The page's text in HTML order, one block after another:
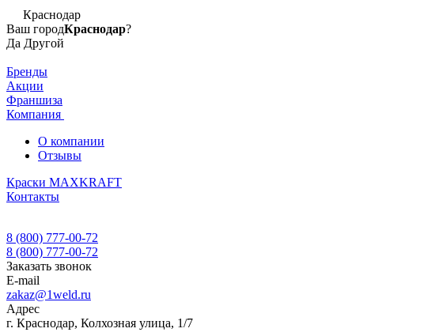
Краснодар
Ваш городКраснодар?
Да Другой
Бренды
Акции
Франшиза
Компания
О компании
Отзывы
Краски MAXKRAFT
Контакты
8 (800) 777-00-72
8 (800) 777-00-72
Заказать звонок
E-mail
zakaz@1weld.ru
Адрес
г. Краснодар, Колхозная улица, 1/7